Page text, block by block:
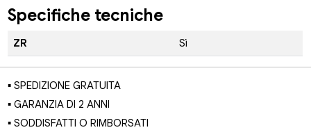
Specifiche tecniche
ZR Sì
▪ SPEDIZIONE GRATUITA
▪ GARANZIA DI 2 ANNI
▪ SODDISFATTI O RIMBORSATI